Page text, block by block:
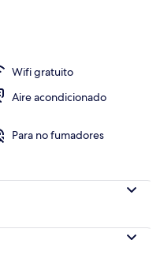
Wifi gratuito
Aire acondicionado
Para no fumadores